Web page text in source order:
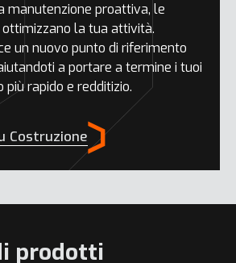
manutenzione proattiva, le
la tua attività.
un nuovo punto di riferimento
a portare a termine i tuoi
rapido e redditizio.
Costruzione
prodotti